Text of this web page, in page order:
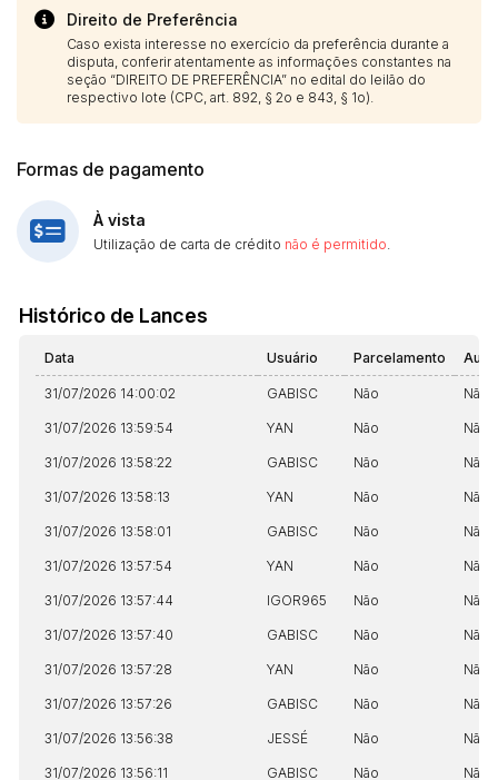
Direito de Preferência
Caso exista interesse no exercício da preferência durante a
disputa, conferir atentamente as informações constantes na
seção “DIREITO DE PREFERÊNCIA” no edital do leilão do
respectivo lote (CPC, art. 892, § 2o e 843, § 1o).
Formas de pagamento
À vista
Utilização de carta de crédito não é permitido.
Histórico de Lances
Data Usuário Parcelamento
31/07/2026 14:00:02 GABISC Não Não
31/07/2026 13:59:54 YAN Não Não
31/07/2026 13:58:22 GABISC Não Não
31/07/2026 13:58:13 YAN Não Não
31/07/2026 13:58:01 GABISC Não Não
31/07/2026 13:57:54 YAN Não Não
31/07/2026 13:57:44 IGOR965 Não Não
31/07/2026 13:57:40 GABISC Não Não
31/07/2026 13:57:28 YAN Não Não
31/07/2026 13:57:26 GABISC Não Não
31/07/2026 13:56:38 JESSÉ Não Não
31/07/2026 13:56:11 GABISC Não Não
Envie sua Proposta
(Art. 895, CPC)
Data Usuário Valor
14/04/2025 18:43:11 TIAGOFELIPE
14/04/2025 18:43:11 TIAGOFELIPE R$ 1,00
propostas